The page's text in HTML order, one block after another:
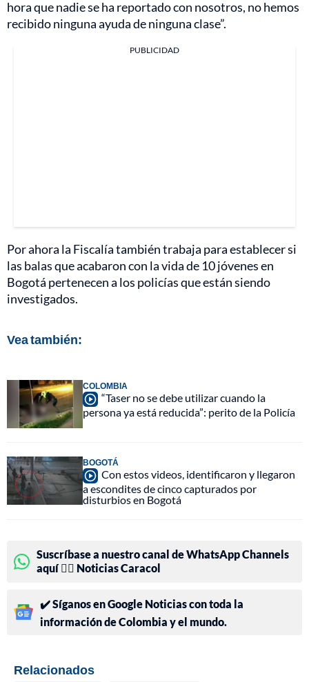
hora que nadie se ha reportado con nosotros, no hemos
recibido ninguna ayuda de ninguna clase”.
PUBLICIDAD
Por ahora la Fiscalía también trabaja para establecer si
las balas que acabaron con la vida de 10 jóvenes en
Bogotá pertenecen a los policías que están siendo
investigados.
Vea también:
COLOMBIA
“Taser no se debe utilizar cuando la
persona ya está reducida”: perito de la Policía
BOGOTÁ
Con estos videos, identificaron y llegaron
a escondites de cinco capturados por
disturbios en Bogotá
Suscríbase a nuestro canal de WhatsApp Channels
aquí 👉🏻 Noticias Caracol
✔️ Síganos en Google Noticias con toda la
información de Colombia y el mundo.
Relacionados